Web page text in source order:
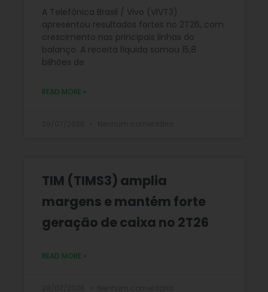
A Telefônica Brasil / Vivo (VIVT3)
apresentou resultados fortes no 2T26, com
crescimento nas principais linhas do
balanço. A receita líquida somou 15,8
bilhões de
READ MORE »
TIM (TIMS3) amplia
margens e mantém forte
geração de caixa no 2T26
READ MORE »